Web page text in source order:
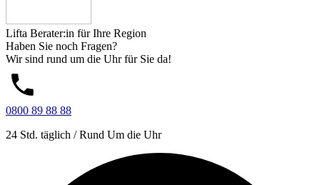
Lifta Berater:in für Ihre Region
Haben Sie noch Fragen?
Wir sind rund um die Uhr für Sie da!
0800 89 88 88
24 Std. täglich / Rund Um die Uhr